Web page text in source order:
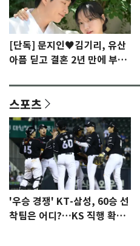
[단독] 문지인♥김기리, 유산
아픔 딛고 결혼 2년 만에 부모
스포츠
'우승 경쟁' KT-삼성, 60승 선
착팀은 어디?…KS 직행 확률